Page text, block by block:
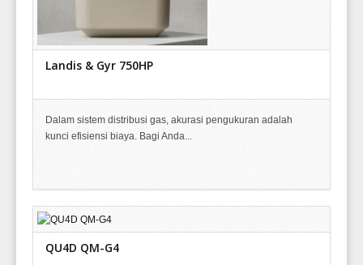
Landis & Gyr 750HP
Dalam sistem distribusi gas, akurasi pengukuran adalah
kunci efisiensi biaya. Bagi Anda...
QU4D QM-G4